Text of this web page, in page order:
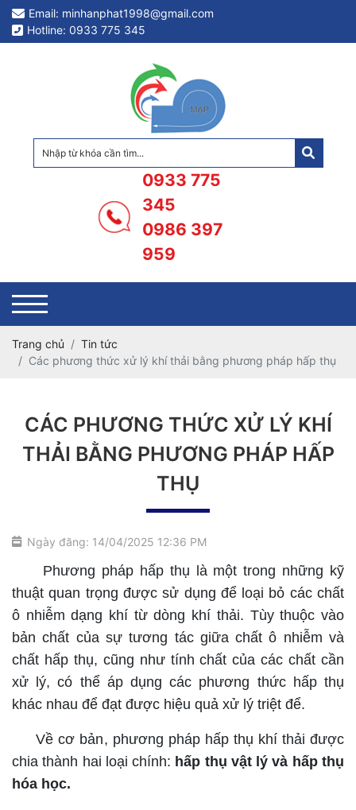
Email: minhanphat1998@gmail.com
Hotline: 0933 775 345
0933 775
345
0986 397
959
Trang chủ
Tin tức
Các phương thức xử lý khí thải bằng phương pháp hấp thụ
CÁC PHƯƠNG THỨC XỬ LÝ KHÍ
THẢI BẰNG PHƯƠNG PHÁP HẤP
THỤ
Ngày đăng: 14/04/2025 12:36 PM
Phương pháp hấp thụ là một trong những kỹ
thuật quan trọng được sử dụng để loại bỏ các chất
ô nhiễm dạng khí từ dòng khí thải. Tùy thuộc vào
bản chất của sự tương tác giữa chất ô nhiễm và
chất hấp thụ, cũng như tính chất của các chất cần
xử lý, có thể áp dụng các phương thức hấp thụ
khác nhau để đạt được hiệu quả xử lý triệt để.
Về cơ bản, phương pháp hấp thụ khí thải được
chia thành hai loại chính: hấp thụ vật lý và hấp thụ
hóa học.